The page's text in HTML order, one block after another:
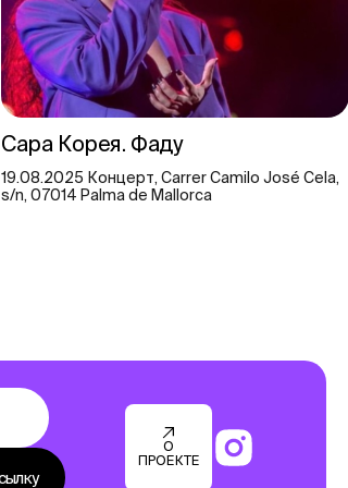
Сара Корея. Фаду
19.08.2025 Концерт, Carrer Camilo José Cela,
s/n, 07014 Palma de Mallorca
О
ПРОЕКТЕ